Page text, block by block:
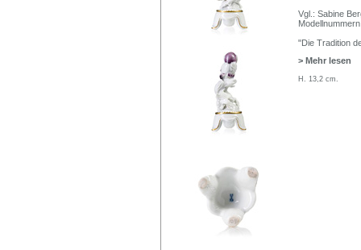
Vgl.: Sabine
"Die Tradition
> Mehr lesen
H. 13,2 cm.